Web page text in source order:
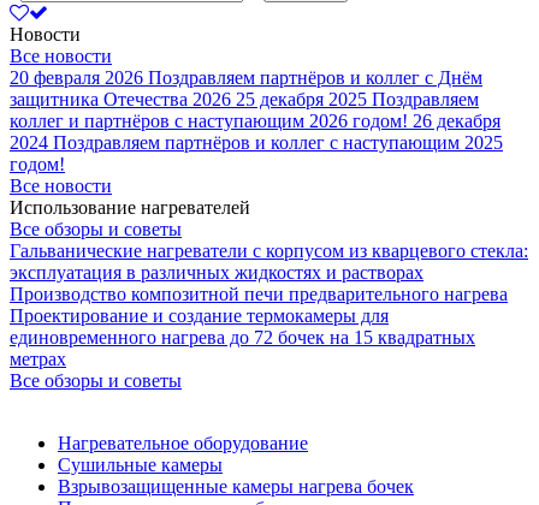
Новости
Все новости
20 февраля 2026 Поздравляем партнёров и коллег с Днём
защитника Отечества 2026 25 декабря 2025 Поздравляем
коллег и партнёров с наступающим 2026 годом! 26 декабря
2024 Поздравляем партнёров и коллег с наступающим 2025
годом!
Все новости
Использование нагревателей
Все обзоры и советы
Гальванические нагреватели с корпусом из кварцевого стекла:
эксплуатация в различных жидкостях и растворах
Производство композитной печи предварительного нагрева
Проектирование и создание термокамеры для
единовременного нагрева до 72 бочек на 15 квадратных
метрах
Все обзоры и советы
Нагревательное оборудование
Сушильные камеры
Взрывозащищенные камеры нагрева бочек